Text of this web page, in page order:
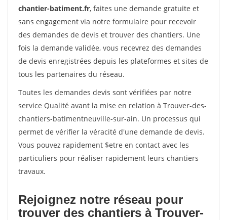
chantier-batiment.fr, faites une demande gratuite et
sans engagement via notre formulaire pour recevoir
des demandes de devis et trouver des chantiers. Une
fois la demande validée, vous recevrez des demandes
de devis enregistrées depuis les plateformes et sites de
tous les partenaires du réseau.
Toutes les demandes devis sont vérifiées par notre
service Qualité avant la mise en relation à Trouver-des-
chantiers-batimentneuville-sur-ain. Un processus qui
permet de vérifier la véracité d'une demande de devis.
Vous pouvez rapidement $etre en contact avec les
particuliers pour réaliser rapidement leurs chantiers
travaux.
Rejoignez notre réseau pour
trouver des chantiers à Trouver-